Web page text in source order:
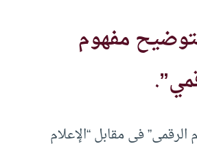
مفهوم
الرقمي” في مقابل “الإعلام